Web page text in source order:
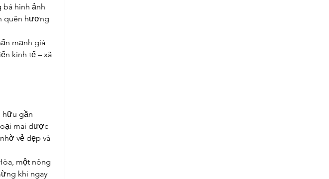
bá hình ảnh
quên hương
mạnh giá
kinh tế – xã
hữu gần
mai được
vẻ đẹp và
một nông
khi ngay